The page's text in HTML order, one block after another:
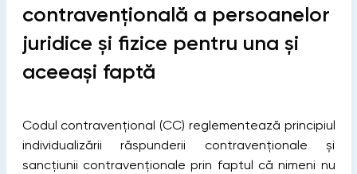
contravențională a persoanelor
juridice și fizice pentru una și
aceeași faptă
Codul contravențional (CC) reglementează principiul
individualizării răspunderii contravenţionale și
sancţiunii contravenţionale prin faptul că nimeni nu